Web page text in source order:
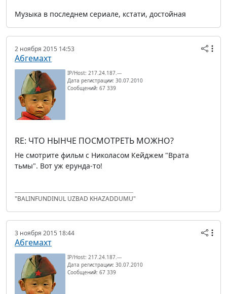
Музыка в последнем сериале, кстати, достойная
2 ноября 2015 14:53
Абгемахт
IP/Host: 217.24.187.---
Дата регистрации: 30.07.2010
Сообщений: 67 339
RE: ЧТО НЫНЧЕ ПОСМОТРЕТЬ МОЖНО?
Не смотрите фильм с Николасом Кейджем "Врата
тьмы". Вот уж ерунда-то!
"BALINFUNDINUL UZBAD KHAZADDUMU"
3 ноября 2015 18:44
Абгемахт
IP/Host: 217.24.187.---
Дата регистрации: 30.07.2010
Сообщений: 67 339